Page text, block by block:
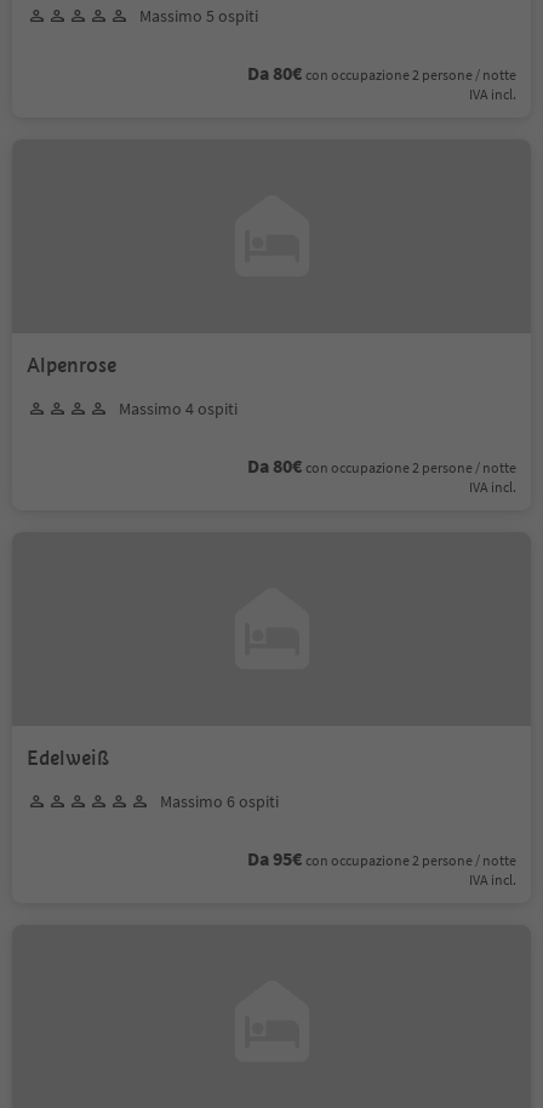
Massimo 5 ospiti
Da 80€ con occupazione 2 persone / notte
IVA incl.
Alpenrose
Massimo 4 ospiti
Da 80€ con occupazione 2 persone / notte
IVA incl.
Edelweiß
Massimo 6 ospiti
Da 95€ con occupazione 2 persone / notte
IVA incl.